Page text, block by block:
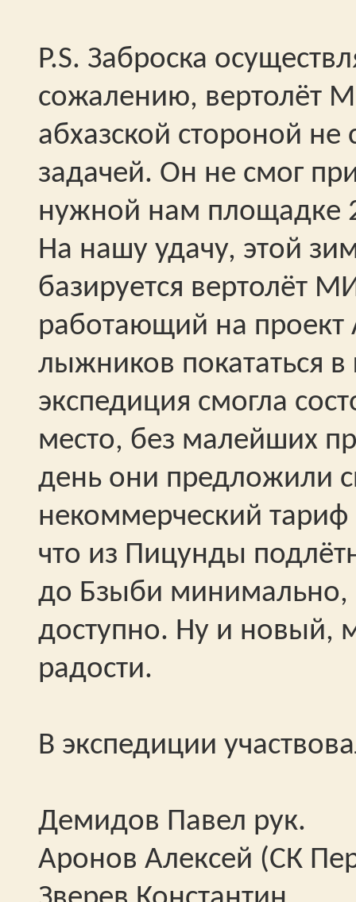
P.S. Заброска
сожалению, вертолёт
абхазской стороной не
задачей. Он не смог
нужной нам площадке
На нашу удачу, этой
базируется вертолёт
работающий на проект
лыжников покататься
экспедиция смогла
место, без малейших
день они предложили
некоммерческий тариф
что из Пицунды
до Бзыби минимально,
доступно. Ну и новый,
радости.
В экспедиции
Демидов Павел рук.
Аронов Алексей (СК